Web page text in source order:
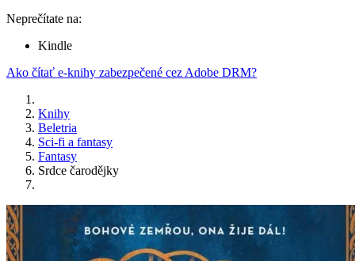
Neprečítate na:
Kindle
Ako čítať e-knihy zabezpečené cez Adobe DRM?
Knihy
Beletria
Sci-fi a fantasy
Fantasy
Srdce čarodějky